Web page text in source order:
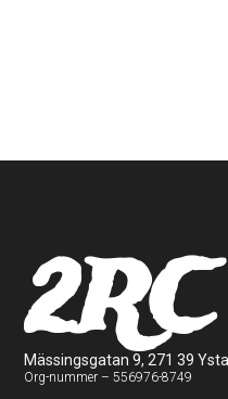
2RC
Mässingsgatan 9, 271 39
Org-nummer – 556976-8749